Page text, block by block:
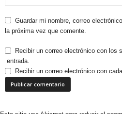
Guardar mi nombre, correo
la próxima vez que comente.
Recibir un correo electrónico con los
entrada.
Recibir un correo electrónico con